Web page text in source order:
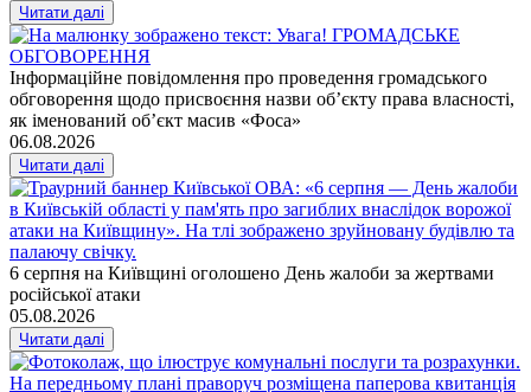
Читати далі
Інформаційне повідомлення про проведення громадського
обговорення щодо присвоєння назви об’єкту права власності,
як іменований об’єкт масив «Фоса»
06.08.2026
Читати далі
6 серпня на Київщині оголошено День жалоби за жертвами
російської атаки
05.08.2026
Читати далі